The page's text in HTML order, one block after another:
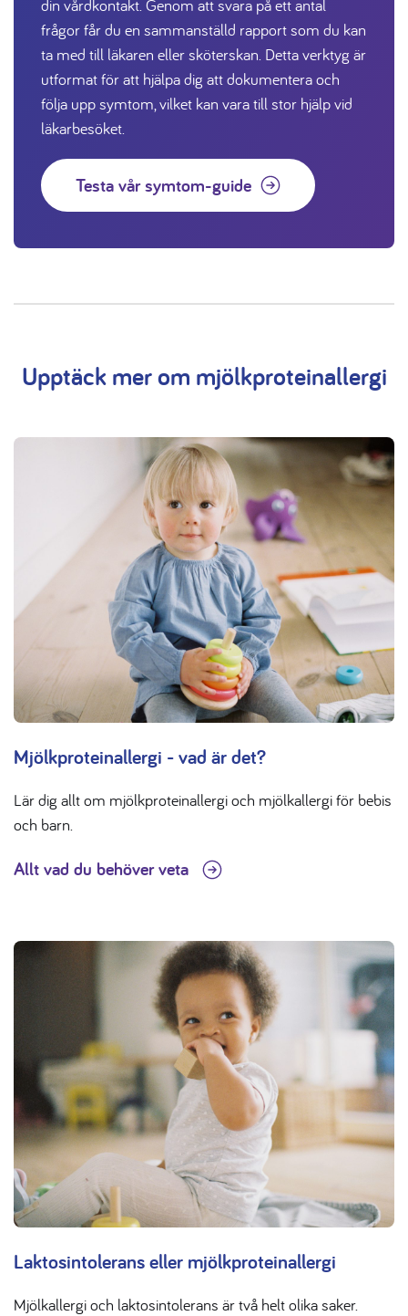
din vårdkontakt. Genom att svara på ett antal
frågor får du en sammanställd rapport som du kan
ta med till läkaren eller sköterskan. Detta verktyg är
utformat för att hjälpa dig att dokumentera och
följa upp symtom, vilket kan vara till stor hjälp vid
läkarbesöket.
Testa vår symtom-guide
Upptäck mer om mjölkproteinallergi
Mjölkproteinallergi - vad är det?
Lär dig allt om mjölkproteinallergi och mjölkallergi för bebis
och barn.
Allt vad du behöver veta
Laktosintolerans eller mjölkproteinallergi
Mjölkallergi och laktosintolerans är två helt olika saker.